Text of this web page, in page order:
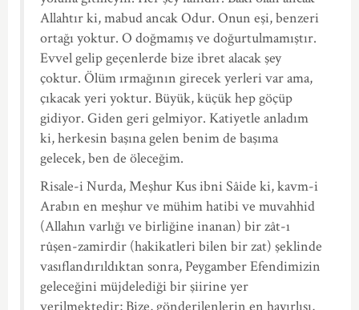
Allahtır ki, mabud ancak Odur. Onun eşi, benzeri
ortağı yoktur. O doğmamış ve doğurtulmamıştır.
Evvel gelip geçenlerde bize ibret alacak şey
çoktur. Ölüm ırmağının girecek yerleri var ama,
çıkacak yeri yoktur. Büyük, küçük hep göçüp
gidiyor. Giden geri gelmiyor. Katiyetle anladım
ki, herkesin başına gelen benim de başıma
gelecek, ben de öleceğim.
Risale-i Nurda, Meşhur Kus ibni Sâide ki, kavm-i
Arabın en meşhur ve mühim hatibi ve muvahhid
(Allahın varlığı ve birliğine inanan) bir zât-ı
rûşen-zamirdir (hakikatleri bilen bir zat) şeklinde
vasıflandırıldıktan sonra, Peygamber Efendimizin
geleceğini müjdelediği bir şiirine yer